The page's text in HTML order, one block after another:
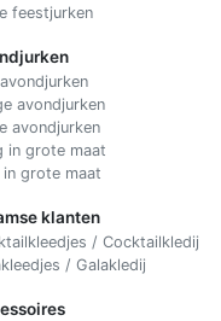
feestjurken
avondjurken
avondjurken
in grote maat
in grote maat
klanten
/ Cocktailkledij
/ Galakledij